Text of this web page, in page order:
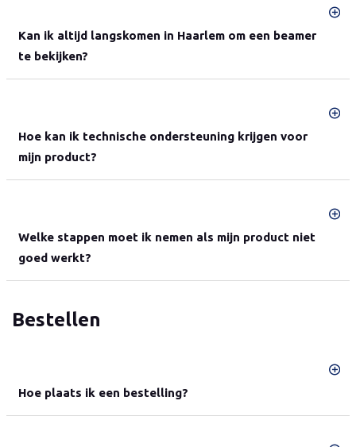
Kan ik altijd langskomen in Haarlem om een beamer
te bekijken?
Hoe kan ik technische ondersteuning krijgen voor
mijn product?
Welke stappen moet ik nemen als mijn product niet
goed werkt?
Bestellen
Hoe plaats ik een bestelling?